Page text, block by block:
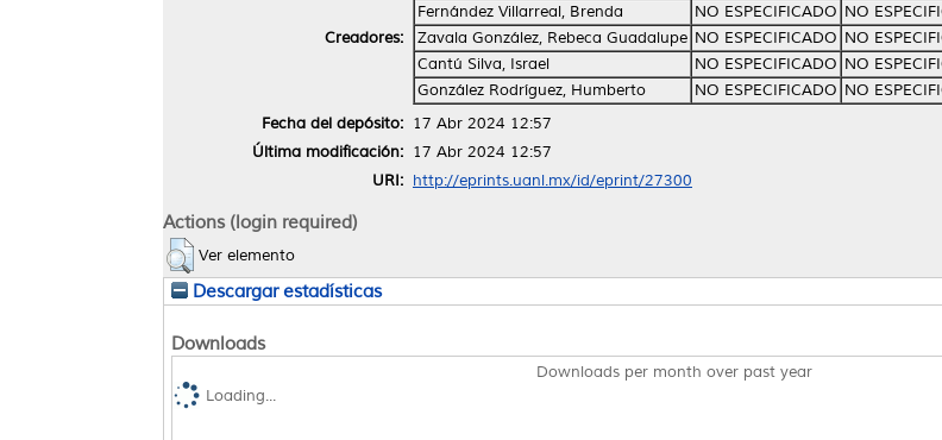
Creadores:
Fernández Villarreal, Brenda
NO ESPECIFICADO NO
Zavala González, Rebeca Guadalupe NO ESPECIFICADO NO
Cantú Silva, Israel
NO ESPECIFICADO NO
González Rodríguez, Humberto
NO ESPECIFICADO NO
Fecha del depósito: 17 Abr 2024 12:57
Última modificación: 17 Abr 2024 12:57
URI: http://eprints.uanl.mx/id/eprint/27300
Actions (login required)
Ver elemento
Descargar estadísticas
Downloads
Downloads per month over past year
Loading...